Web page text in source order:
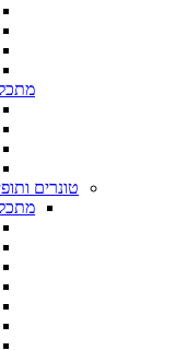
טונרים